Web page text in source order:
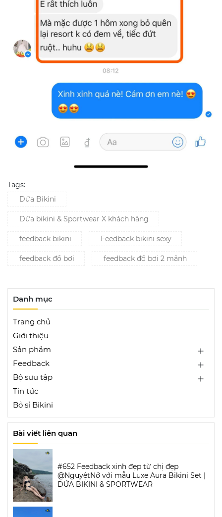
Tags:
Dứa Bikini
Dứa bikini & Sportwear X khách hàng
feedback bikini Feedback bikini sexy
feedback đồ bơi feedback đồ bơi 2 mảnh
Danh mục
Trang chủ
Giới thiệu
Sản phẩm
Feedback
Bộ sưu tập
Tin tức
Bỏ sỉ Bikini
Bài viết liên quan
#652 Feedback xinh đẹp từ chị đẹp
@NguyệtNở với mẫu Luxe Aura Bikini Set |
DỨA BIKINI & SPORTWEAR